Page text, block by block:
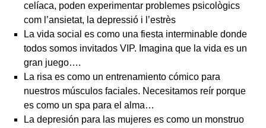
celíaca, poden experimentar problemes psicològics
com l’ansietat, la depressió i l’estrès
La vida social es como una fiesta interminable donde
todos somos invitados VIP. Imagina que la vida es un
gran juego….
La risa es como un entrenamiento cómico para
nuestros músculos faciales. Necesitamos reír porque
es como un spa para el alma…
La depresión para las mujeres es como un monstruo